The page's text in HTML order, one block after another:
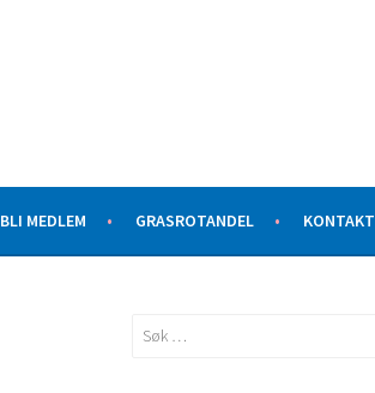
BLI MEDLEM GRASROTANDEL KONTAKT
Søk